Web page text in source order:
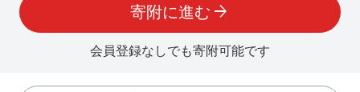
寄附に進む arrow_forward
会員登録なしでも寄附可能です